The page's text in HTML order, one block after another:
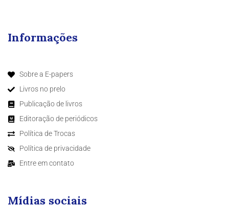
Informações
Sobre a E-papers
Livros no prelo
Publicação de livros
Editoração de periódicos
Política de Trocas
Política de privacidade
Entre em contato
Mídias sociais